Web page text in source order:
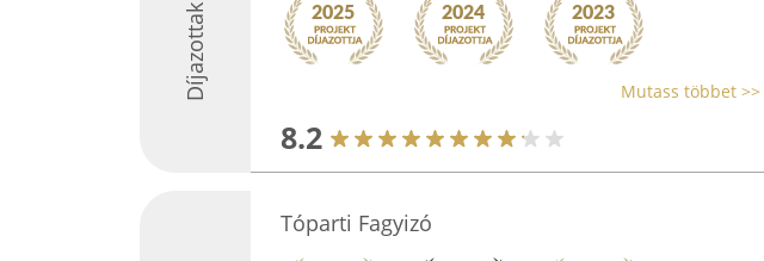
Díjazottak Mutass többet >>
8.2
Tóparti Fagyizó